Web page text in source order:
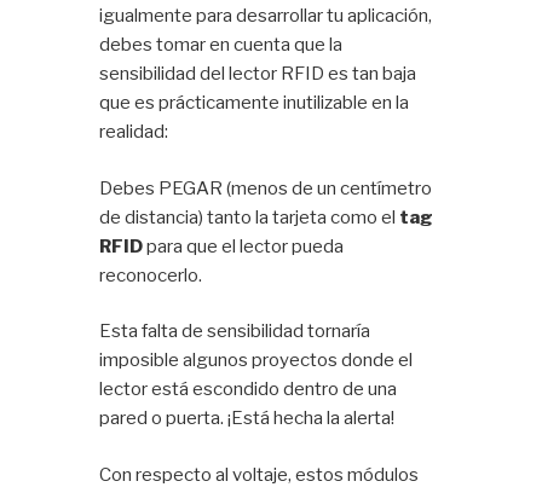
igualmente para desarrollar tu aplicación,
debes tomar en cuenta que la
sensibilidad del lector RFID es tan baja
que es prácticamente inutilizable en la
realidad:
Debes PEGAR (menos de un centímetro
de distancia) tanto la tarjeta como el tag
RFIDpara que el lector pueda
reconocerlo.
Esta falta de sensibilidad tornaría
imposible algunos proyectos donde el
lector está escondido dentro de una
pared o puerta. ¡Está hecha la alerta!
Con respecto al voltaje, estos módulos